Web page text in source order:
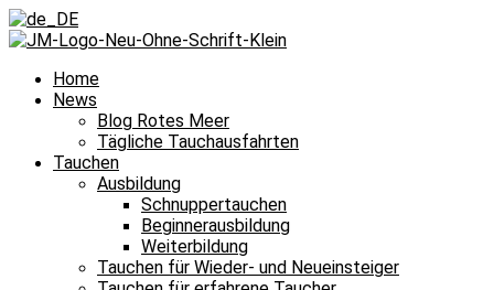
Home
News
Blog Rotes Meer
Tägliche Tauchausfahrten
Tauchen
Ausbildung
Schnuppertauchen
Beginnerausbildung
Weiterbildung
Tauchen für Wieder- und Neueinsteiger